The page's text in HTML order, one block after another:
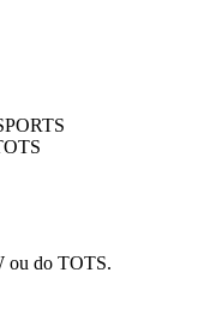
ou do TOTS.